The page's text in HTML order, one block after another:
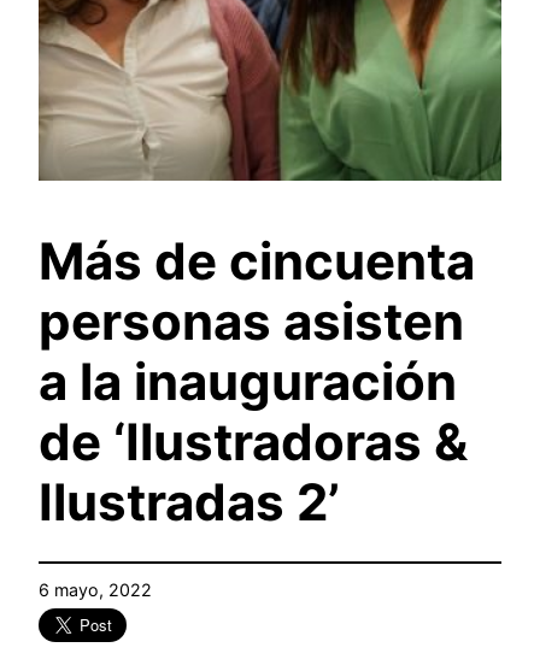
Más de cincuenta
personas asisten
a la inauguración
de ‘Ilustradoras &
Ilustradas 2’
6 mayo, 2022